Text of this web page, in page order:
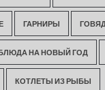
ГАРНИРЫ
НА НОВЫЙ ГОД
КОТЛЕТЫ ИЗ РЫБЫ